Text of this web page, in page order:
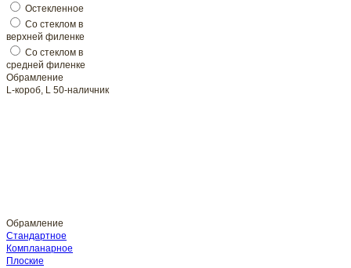
Обрамление
L-короб, L 50-наличник
Обрамление
Стандартное
Плоские